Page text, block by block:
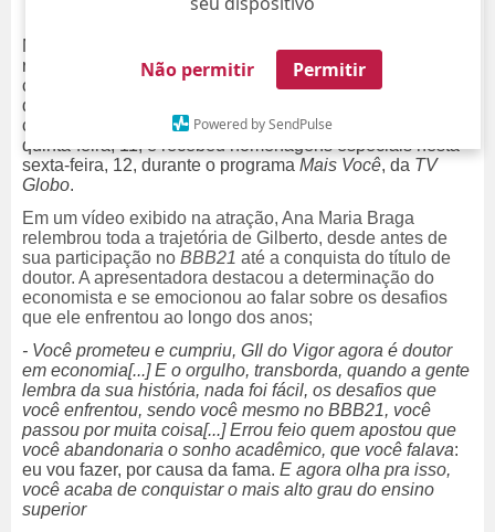
Não permitir Permitir
Powered by SendPulse
Momento de pura emoção! Gil do Vigor celebrou a
realização de um dos maiores sonhos de sua vida: a
conquista do doutorado em Economia pela Universidade
da Califórnia, em Davis, nos Estados Unidos. O ex-
compartilhou a vitória com seus seguidores na última
quinta-feira, 11, e recebeu homenagens especiais nesta
sexta-feira, 12, durante o programa Mais Você, da TV
Globo.
Em um vídeo exibido na atração, Ana Maria Braga
relembrou toda a trajetória de Gilberto, desde antes de
sua participação no BBB21 até a conquista do título de
doutor. A apresentadora destacou a determinação do
economista e se emocionou ao falar sobre os desafios
que ele enfrentou ao longo dos anos;
- Você prometeu e cumpriu, GIl do Vigor agora é doutor
em economia[...] E o orgulho, transborda, quando a gente
lembra da sua história, nada foi fácil, os desafios que
você enfrentou, sendo você mesmo no BBB21, você
passou por muita coisa[...] Errou feio quem apostou que
você abandonaria o sonho acadêmico, que você falava:
eu vou fazer, por causa da fama. E agora olha pra isso,
você acaba de conquistar o mais alto grau do ensino
superior